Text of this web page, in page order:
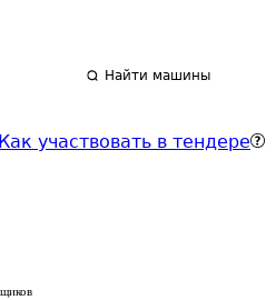
Найти машины
Как участвовать в тендере